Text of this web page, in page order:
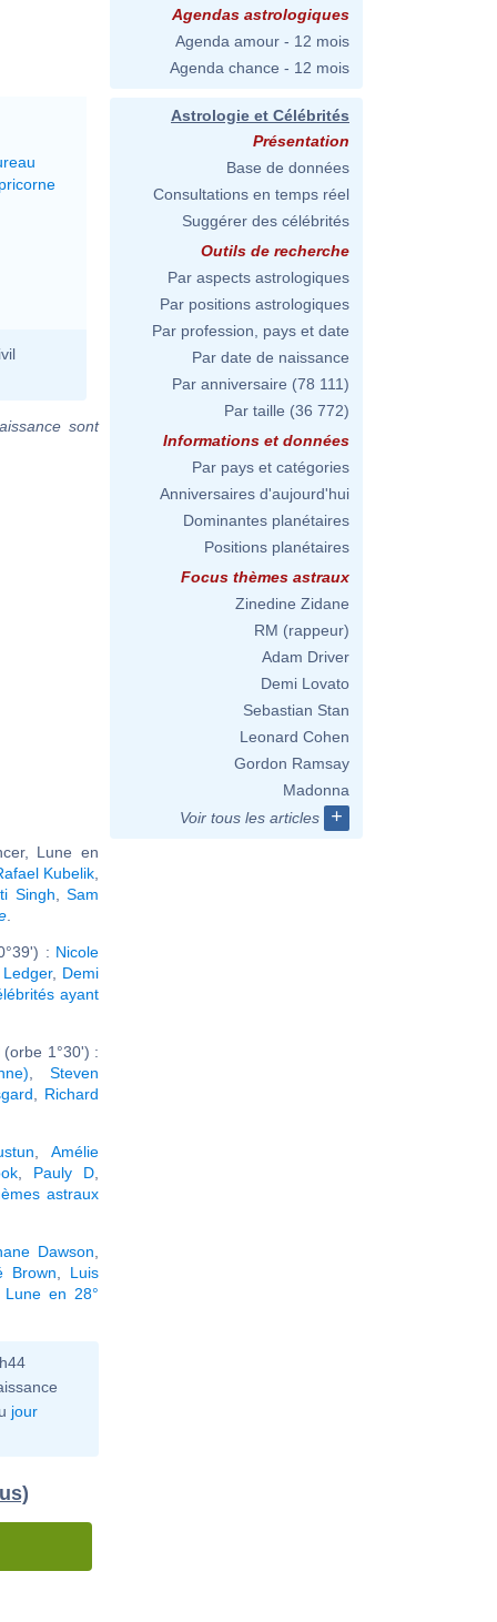
sont
Lune en
Kubelik
Singh ,Sam
: Nicole
, Demi
ayant
1°30') :
,Steven
Richard
Amélie
Pauly D
astraux
Dawson
Brown
Luis
en 28°
jour
Agendas astrologiques
Agenda amour - 12 mois
Agenda chance - 12 mois
Astrologie et Célébrités
Présentation
Base de données
Consultations en temps réel
Suggérer des célébrités
Outils de recherche
Par aspects astrologiques
Par positions astrologiques
Par profession, pays et date
Par date de naissance
Par anniversaire (78 111)
Par taille (36 772)
Informations et données
Par pays et catégories
Anniversaires d'aujourd'hui
Dominantes planétaires
Positions planétaires
Focus thèmes astraux
Zinedine Zidane
RM (rappeur)
Adam Driver
Demi Lovato
Sebastian Stan
Leonard Cohen
Gordon Ramsay
Madonna
Voir tous les articles
+